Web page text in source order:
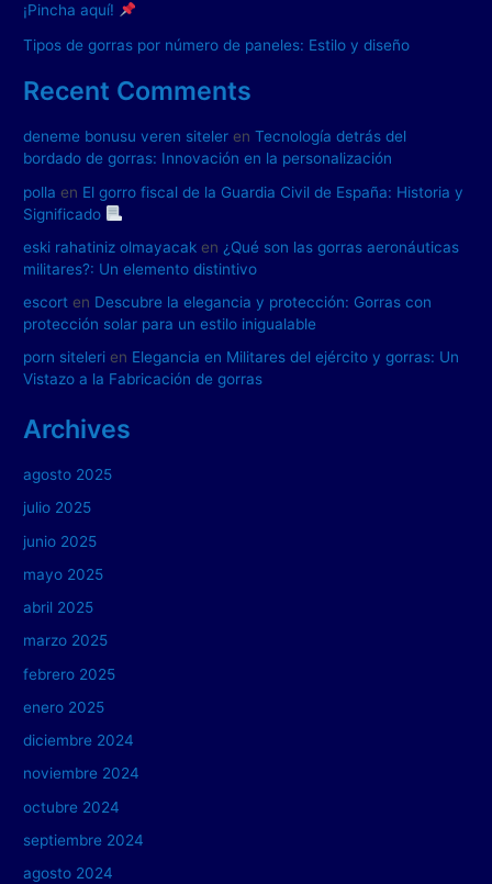
¡Pincha aquí!
Tipos de gorras por número de paneles: Estilo y diseño
Recent Comments
deneme bonusu veren siteler enTecnología detrás del
bordado de gorras: Innovación en la personalización
polla en El gorro fiscal de la Guardia Civil de España: Historia y
Significado
eski rahatiniz olmayacak en ¿Qué son las gorras aeronáuticas
militares?: Un elemento distintivo
escort en Descubre la elegancia y protección: Gorras con
protección solar para un estilo inigualable
porn siteleri en Elegancia en Militares del ejército y gorras: Un
Vistazo a la Fabricación de gorras
Archives
agosto 2025
julio 2025
junio 2025
mayo 2025
abril 2025
marzo 2025
febrero 2025
enero 2025
diciembre 2024
noviembre 2024
octubre 2024
septiembre 2024
agosto 2024